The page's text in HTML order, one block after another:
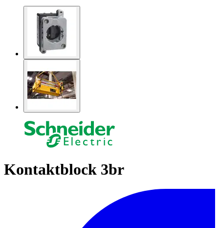
Kontaktblock 3br